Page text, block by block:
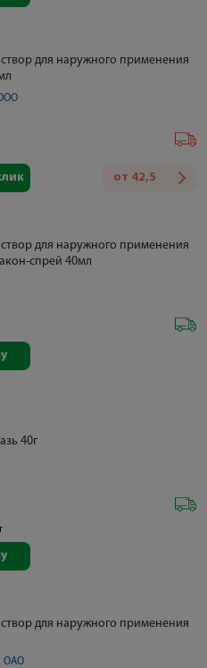
для наружного применения
от 42,5
для наружного применения
спрей 40мл
40г
для наружного применения
ОАО